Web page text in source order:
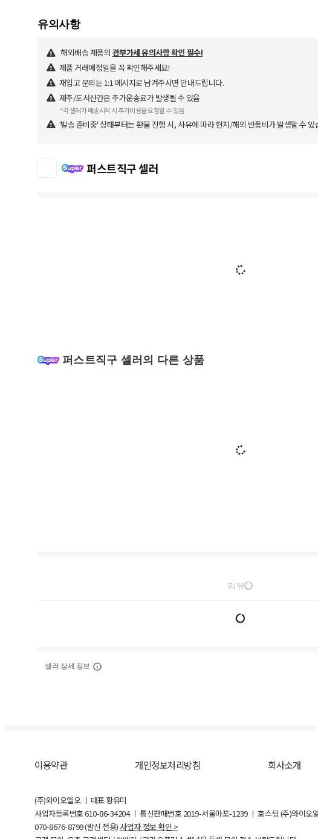
유의사항
해외배송 제품의 관부가세 유의사항 확인 필수!
제품 거래예정일을 꼭 확인해주세요!
재입고 문의는 1:1 메시지로 남겨주시면 안내드립니다.
제주/도서산간은 추가운송료가 발생될 수 있음
*각 셀러가 배송시작 시 추가비용을 요청할 수 있음
'발송 준비중' 상태부터는 환불 진행 시, 사유에 따라 현지/해외 반품비가 발생할 수 있
퍼스트직구 셀러
퍼스트직구 셀러의 다른 상품
리뷰
셀러 상세 정보
이용약관 개인정보처리방침 회사소개
(주)와이오엘오 ㅣ 대표 황유미
사업자등록번호610-86-34204ㅣ 통신판매번호 2019-서울마포-1239 ㅣ 호스팅 (주)와이오
070-8676-8799 (발신 전용) 사업자 정보 확인 >